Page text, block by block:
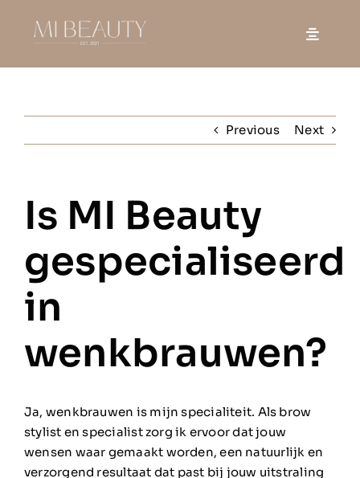
Previous Next
Is MI Beauty
gespecialiseerd
in
wenkbrauwen?
Ja, wenkbrauwen is mijn specialiteit. Als brow
stylist en specialist zorg ik ervoor dat jouw
wensen waar gemaakt worden, een natuurlijk en
verzorgend resultaat dat past bij jouw uitstraling